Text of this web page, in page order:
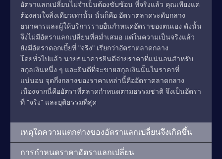
อัตราแลกเปลี่ยนไม่จำเป็นต้องซับซ้อน ที่จริงแล้ว คุณเพียงแค่
ต้องสนใจสิ่งเดียวเท่านั้น นั่นก็คือ อัตราตลาดระดับกลาง
ธนาคารและผู้ให้บริการรายอื่นกำหนดอัตราของตนเอง ดังนั้น
จึงไม่มีอัตราแลกเปลี่ยนที่สม่ำเสมอ แต่ในความเป็นจริงแล้ว
ยังมีอัตราดอกเบี้ยที่ "จริง" เรียกว่าอัตราตลาดกลาง
โดยทั่วไปแล้ว นายธนาคารยินดีจ่ายราคาที่แน่นอนสำหรับ
สกุลเงินหนึ่ง ๆ และยินดีที่จะขายสกุลเงินนั้นในราคาที่
แน่นอน จุดกึ่งกลางของราคาเหล่านี้คืออัตราตลาดกลาง
เนื่องจากนี่คืออัตราที่ตลาดกำหนดตามธรรมชาติ จึงเป็นอัตรา
ที่ "จริง" และยุติธรรมที่สุด
เหตุใดความแตกต่างของอัตราแลกเปลี่ยนจึงเกิดขึ้น
การกำหนดราคาอัตราแลกเปลี่ยน